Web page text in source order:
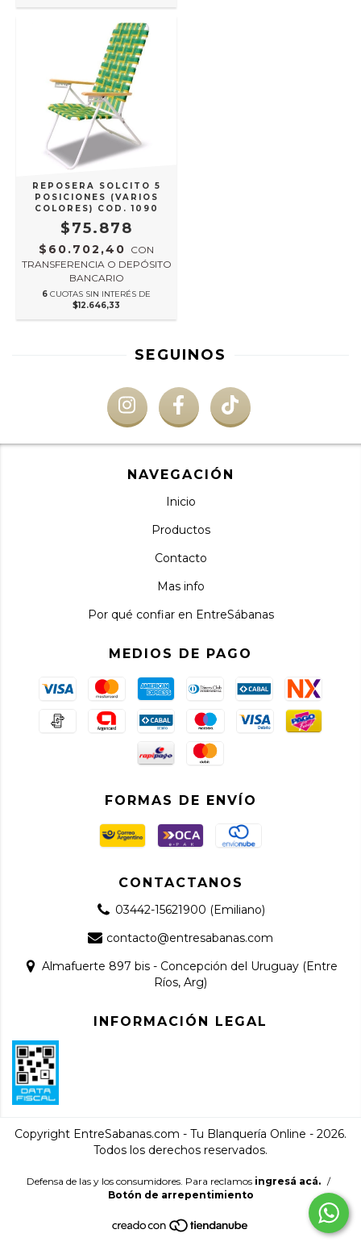
REPOSERA SOLCITO 5
POSICIONES (VARIOS
COLORES) COD. 1090
$75.878
$60.702,40 CON
TRANSFERENCIA O DEPÓSITO
BANCARIO
6 CUOTAS SIN INTERÉS DE
$12.646,33
SEGUINOS
NAVEGACIÓN
Inicio
Productos
Contacto
Mas info
Por qué confiar en EntreSábanas
MEDIOS DE PAGO
FORMAS DE ENVÍO
CONTACTANOS
03442-15621900 (Emiliano)
contacto@entresabanas.com
Almafuerte 897 bis - Concepción del Uruguay (Entre
Ríos, Arg)
INFORMACIÓN LEGAL
Copyright EntreSabanas.com - Tu Blanquería Online - 2026.
Todos los derechos reservados.
Defensa de las y los consumidores. Para reclamos ingresá acá. /
Botón de arrepentimiento